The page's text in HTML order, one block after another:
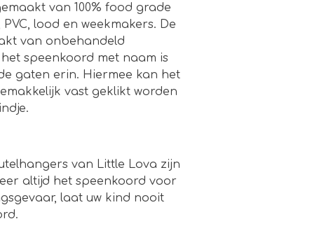
van 100% food grade
lood en weekmakers. De
van onbehandeld
speenkoord met naam is
gaten erin. Hiermee kan het
vast geklikt worden
van Little Lova zijn
altijd het speenkoord voor
laat uw kind nooit